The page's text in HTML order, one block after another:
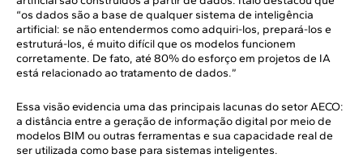
“os dados são a base de qualquer sistema de inteligência
artificial: se não entendermos como adquiri-los, prepará-los e
estruturá-los, é muito difícil que os modelos funcionem
corretamente. De fato, até 80% do esforço em projetos de IA
está relacionado ao tratamento de dados.”
Essa visão evidencia uma das principais lacunas do setor AECO:
a distância entre a geração de informação digital por meio de
modelos BIM ou outras ferramentas e sua capacidade real de
ser utilizada como base para sistemas inteligentes.